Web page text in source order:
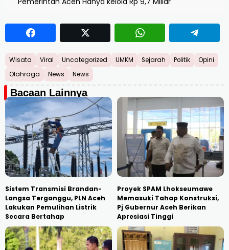
Wisata Viral Uncategorized UMKM Sejarah Politik
Opini
Olahraga
News News
Bacaan Lainnya
Sistem Transmisi Brandan-
Langsa Terganggu, PLN Aceh
Lakukan Pemulihan Listrik
Secara Bertahap
Proyek SPAM Lhokseumawe
Memasuki Tahap Konstruksi,
Pj Gubernur Aceh Berikan
Apresiasi Tinggi